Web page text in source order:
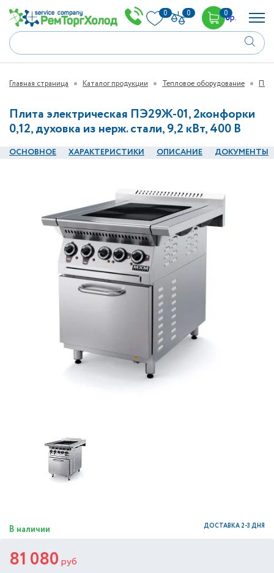
0 0 00р.
Главная страница Каталог продукции Тепловое оборудование
Плита электрическая ПЭ29Ж-01, 2конфорки
0,12, духовка из нерж. стали, 9,2 кВт, 400 В
ОСНОВНОЕ ХАРАКТЕРИСТИКИ ОПИСАНИЕ ДОКУМЕНТЫ
В наличии ДОСТАВКА 2-3 ДНЯ
81 080 руб